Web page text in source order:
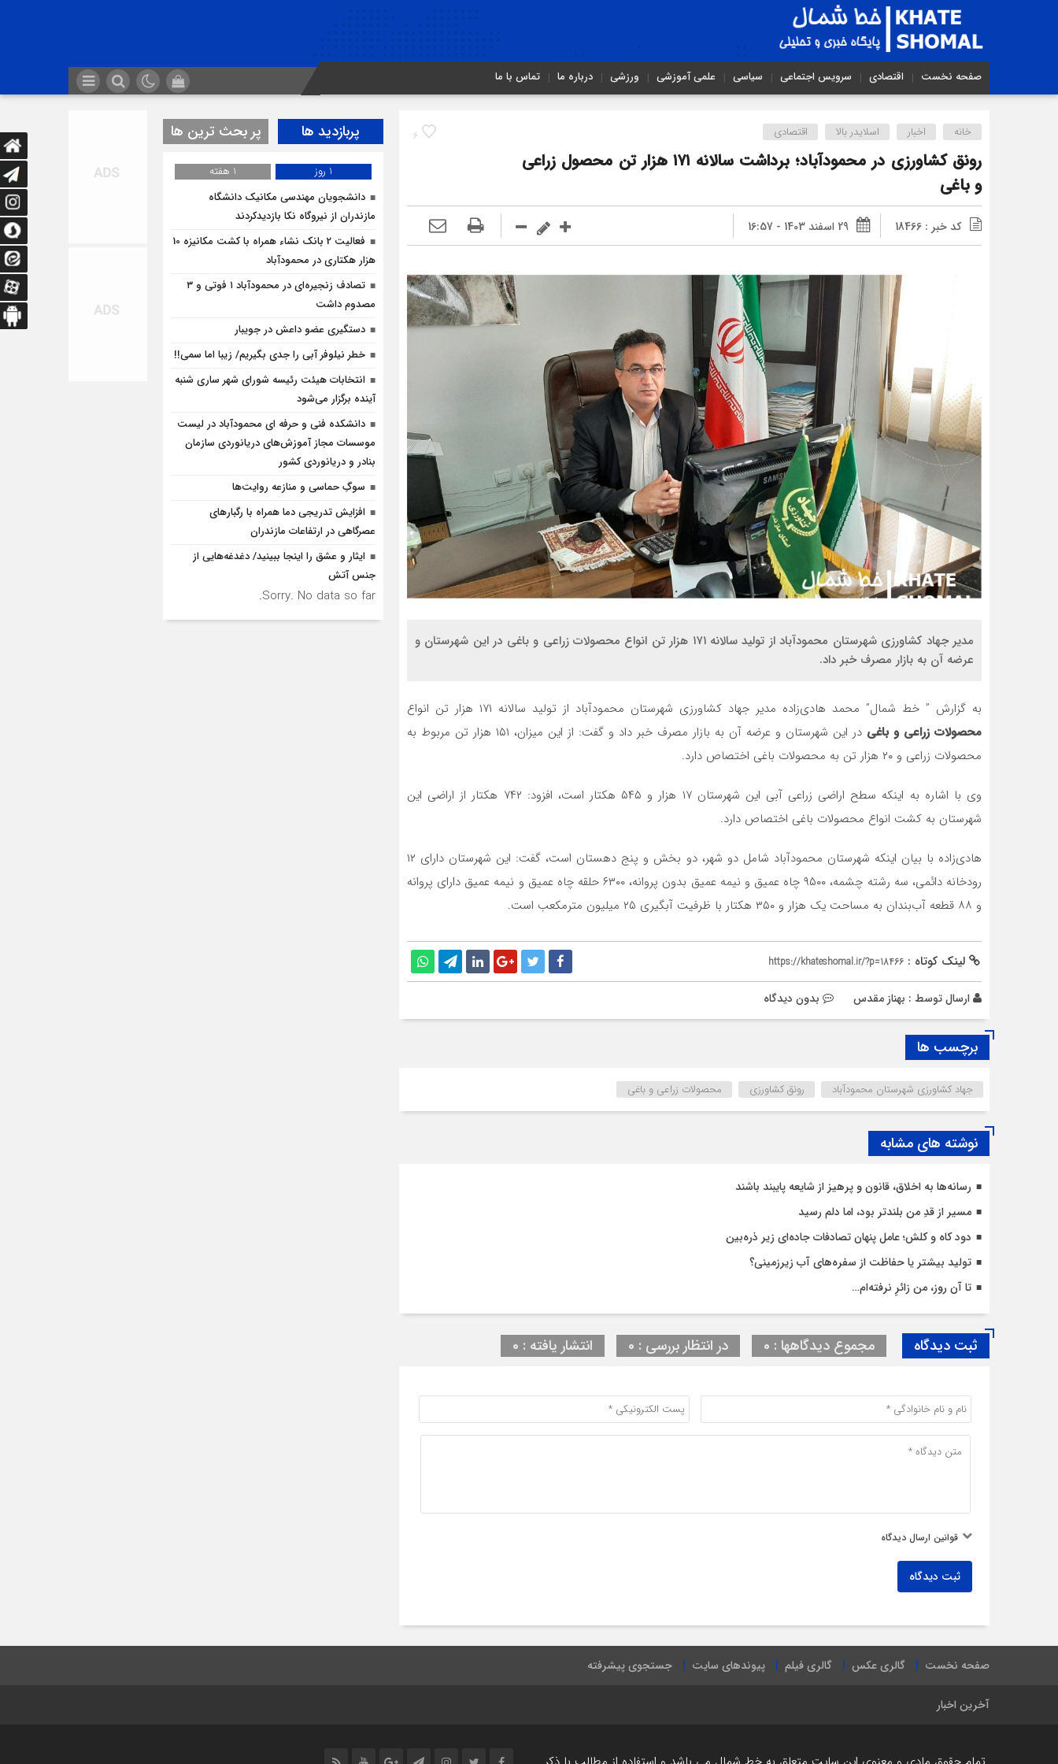
صفحه نخست اقتصادی سرویس اجتماعی سیاسی علمی آموزشی ورزشی درباره ما تماس با ما
6 خانه اخبار اسلایدر بالا اقتصادی
رونق کشاورزی در محمودآباد؛ برداشت سالانه ۱۷۱ هزار تن محصول زراعی
و باغی
کد خبر : 18466 29 اسفند 1403 - 16:57
مدیر جهاد کشاورزی شهرستان محمودآباد از تولید سالانه ۱۷۱ هزار تن انواع محصولات زراعی و باغی در این شهرستان و
عرضه آن به بازار مصرف خبر داد.
به گزارش ” خط شمال” محمد هادی‌زاده مدیر جهاد کشاورزی شهرستان محمودآباد از تولید سالانه ۱۷۱ هزار تن انواع
محصولات زراعی و باغی
در این شهرستان و عرضه آن به بازار مصرف خبر داد و گفت: از این میزان، ۱۵۱ هزار تن مربوط به
محصولات زراعی و ۲۰ هزار تن به محصولات باغی اختصاص دارد.
وی با اشاره به اینکه سطح اراضی زراعی آبی این شهرستان ۱۷ هزار و ۵۴۵ هکتار است، افزود: ۷۴۲ هکتار از اراضی این
شهرستان به کشت انواع محصولات باغی اختصاص دارد.
هادی‌زاده با بیان اینکه شهرستان محمودآباد شامل دو شهر، دو بخش و پنج دهستان است، گفت: این شهرستان دارای ۱۲
رودخانه دائمی، سه رشته چشمه، ۹۵۰۰ چاه عمیق و نیمه عمیق بدون پروانه، ۶۳۰۰ حلقه چاه عمیق و نیمه عمیق دارای پروانه
و ۸۸ قطعه آب‌بندان به مساحت یک هزار و ۳۵۰ هکتار با ظرفیت آبگیری ۲۵ میلیون مترمکعب است.
لینک کوتاه : https://khateshomal.ir/?p=18466
ارسال توسط : بهناز مقدس بدون دیدگاه
برچسب ها
جهاد کشاورزی شهرستان محمودآباد رونق کشاورزی محصولات زراعی و باغی
نوشته های مشابه
رسانه‌ها به اخلاق، قانون و پرهیز از شایعه پایبند باشند
مسیر از قدِ من بلندتر بود، اما دلم رسید
دود کاه و کلش؛ عامل پنهان تصادفات جاده‌ای زیر ذره‌بین
تولید بیشتر یا حفاظت از سفره‌های آب زیرزمینی؟
تا آن روز، من زائرِ نرفته‌ام…
ثبت دیدگاه مجموع دیدگاهها : 0 در انتظار بررسی : 0 انتشار یافته : 0
قوانین ارسال دیدگاه
ثبت دیدگاه
پربازدید ها پر بحث ترین ها
1 روز
1 هفته
دانشجویان مهندسی مکانیک دانشگاه
مازندران از نيروگاه نکا بازديدكردند
فعالیت 2 بانک نشاء همراه با کشت مکانیزه 10
هزار هکتاری در محمودآباد
تصادف زنجیره‌ای در محمودآباد ۱ فوتی و ۳
مصدوم داشت
دستگیری عضو داعش در جویبار
خطر نیلوفر آبی را جدی بگیریم/ زیبا اما سمی!!
انتخابات هیئت رئیسه شورای شهر ساری شنبه
آینده برگزار می‌شود
دانشکده فنی و حرفه ای محمودآباد در لیست
موسسات مجاز آموزش‌های دریانوردی سازمان
بنادر و دریانوردی کشور
سوگِ حماسی و منازعه روایت‌ها
افزایش تدریجی دما همراه با رگبارهای
عصرگاهی در ارتفاعات مازندران
ایثار و عشق را اینجا ببینید/ دغدغه‌هایی از
جنس آتش
Sorry. No data so far.
صفحه نخست گالری عکس گالری فیلم پیوندهای سایت جستجوی پیشرفته
آخرین اخبار